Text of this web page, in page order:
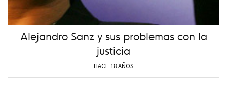
Alejandro Sanz y sus problemas con la
justicia
HACE 18 AÑOS